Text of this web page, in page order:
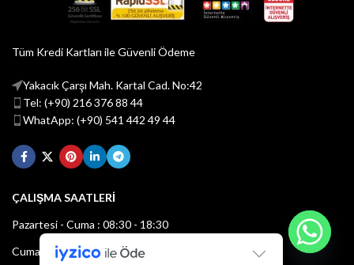
Tüm Kredi Kartları ile Güvenli Ödeme
Yakacık Çarşı Mah. Kartal Cad. No:42
Tel: (+90) 216 376 88 44
WhatApp: (+90) 541 442 49 44
ÇALIŞMA SAATLERİ
Pazartesi - Cuma : 08:30 - 18:30
Cumartesi : 08:30 - 13:00